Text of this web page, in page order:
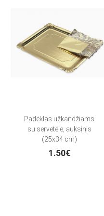
Padėklas užkandžiams
su servetėle, auksinis
(25x34 cm)
1.50€